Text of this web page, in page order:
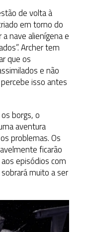
de volta à
em torno do
nave alienígena e
Archer tem
que os
e não
isso antes
borgs, o
aventura
problemas. Os
ficarão
episódios com
muito a ser